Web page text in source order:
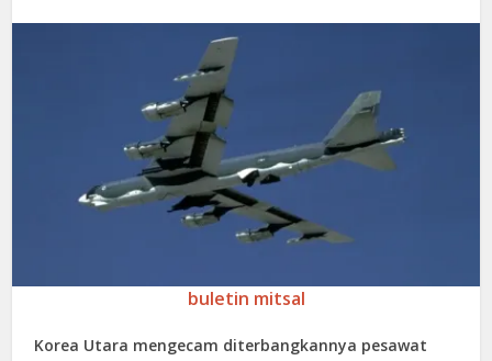
buletin mitsal
Korea Utara mengecam diterbangkannya pesawat